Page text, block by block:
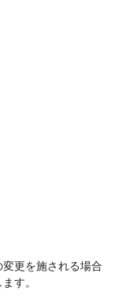
更を施される場合
す。